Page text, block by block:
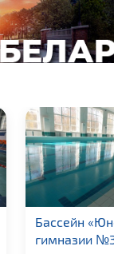
Бассейн
гимназии